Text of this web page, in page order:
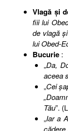
Vlagă şi
fiii lui
de vlagă
lui Obed-
Bucurie :
„Da,
aceea
„Cei
Tău”.
„Iar a